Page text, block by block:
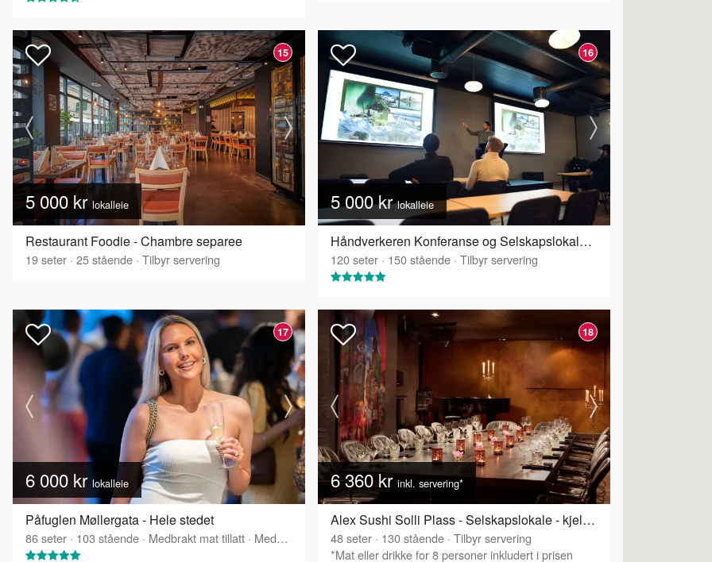
15
5 000 kr lokalleie
Restaurant Foodie - Chambre separee
19seter · 25stående · Tilbyr servering
16
5 000 krlokalleie
Håndverkeren Konferanse og Selskapslokaler - Galleriet
120seter · 150stående · Tilbyr servering
17
6 000 kr lokalleie
Påfuglen Møllergata - Hele stedet
86seter · 103 stående · Medbrakt mat tillatt · Medbrakt drikke tillatt ·Tilbyr servering
18
6 360 krinkl. servering*
Alex Sushi Solli Plass - Selskapslokale - kjelleren
48seter · 130stående · Tilbyr servering
*Mat eller drikke for 8 personer inkludert i prisen